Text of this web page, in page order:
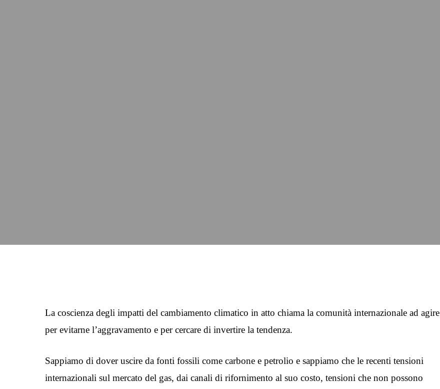
La coscienza degli impatti del cambiamento climatico in atto chiama la comunità internazionale ad agire
per evitarne l’aggravamento e per cercare di invertire la tendenza.
Sappiamo di dover uscire da fonti fossili come carbone e petrolio e sappiamo che le recenti tensioni
internazionali sul mercato del gas, dai canali di rifornimento al suo costo, tensioni che non possono